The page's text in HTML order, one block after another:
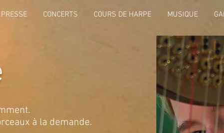
PRESSE CONCERTS COURS DE HARPE MUSIQUE
à la demande.